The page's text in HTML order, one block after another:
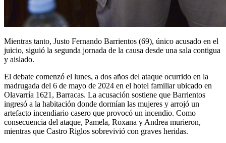
Mientras tanto, Justo Fernando Barrientos (69), único acusado en el
juicio, siguió la segunda jornada de la causa desde una sala contigua
y aislado.
El debate comenzó el lunes, a dos años del ataque ocurrido en la
madrugada del 6 de mayo de 2024 en el hotel familiar ubicado en
Olavarría 1621, Barracas. La acusación sostiene que Barrientos
ingresó a la habitación donde dormían las mujeres y arrojó un
artefacto incendiario casero que provocó un incendio. Como
consecuencia del ataque, Pamela, Roxana y Andrea murieron,
mientras que Castro Riglos sobrevivió con graves heridas.